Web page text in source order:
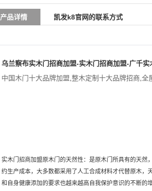
产品详情 凯发k8官网的联系方式
乌兰察布实木门招商加盟-实木门招商加盟-广千实
中国木门十大品牌加盟 整木定制十大品牌招商 全
实木门招商加盟原木门的天然性：是原木门所具有的天然
约生产成本，大多数都采用了人工合成材料才代替原木
和自身健康添加的要求也越来越高自我保护意识的不断的